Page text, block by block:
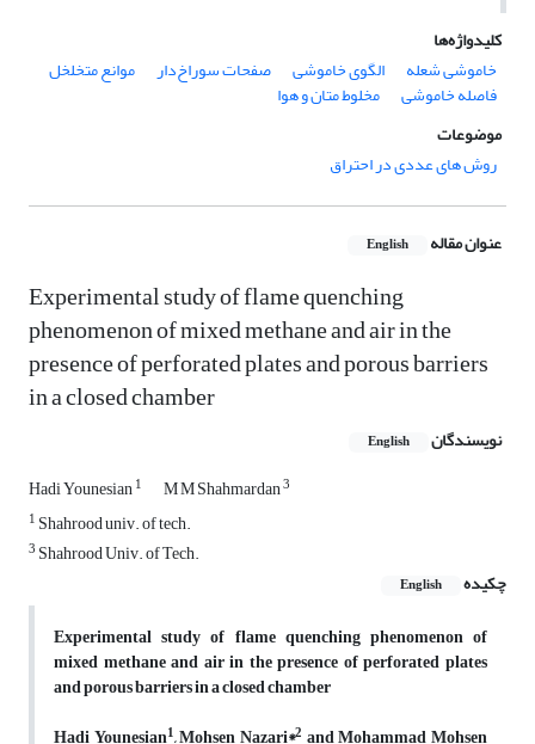
کلیدواژه‌ها
خاموشی شعله
الگوی خاموشی صفحات سوراخ‌دار موانع متخلخل
فاصله خاموشی
مخلوط متان و هوا
موضوعات
روش های عددی در احتراق
عنوان مقاله English
Experimental study of flame quenching
phenomenon of mixed methane and air in the
presence of perforated plates and porous barriers
in a closed chamber
نویسندگان English
Hadi Younesian1 M M Shahmardan3
1 Shahrood univ. of tech.
3 Shahrood Univ. of Tech.
چکیده
English
Experimental study of flame quenching phenomenon of
mixed methane and air in the presence of perforated plates
and porous barriers in a closed chamber
1 2